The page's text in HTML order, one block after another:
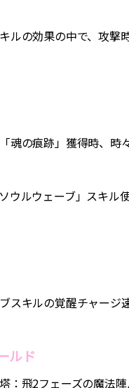
ルの効果の中で、攻
魂の痕跡」獲得時、
ウルウェーブ」スキ
スキルの覚醒チャー
ルド
：飛2フェーズの魔法